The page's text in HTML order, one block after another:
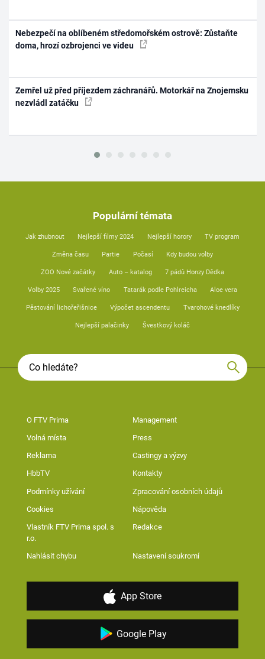
Nebezpečí na oblíbeném středomořském ostrově: Zůstaňte
doma, hrozí ozbrojenci ve videu
Zemřel už před příjezdem záchranářů. Motorkář na Znojemsku
nezvládl zatáčku
Populární témata
Jak zhubnout Nejlepší filmy 2024 Nejlepší horory TV program
Změna času Partie Počasí Kdy budou volby
ZOO Nové začátky Auto – katalog 7 pádů Honzy Dědka
Volby 2025 Svařené víno Tatarák podle Pohlreicha Aloe vera
Pěstování lichořeřišnice Výpočet ascendentu Tvarohové knedlíky
Nejlepší palačinky Švestkový koláč
O FTV Prima Management
Volná místa Press
Reklama Castingy a výzvy
HbbTV Kontakty
Podmínky užívání Zpracování osobních údajů
Cookies Nápověda
Vlastník FTV Prima spol. s
r.o.
Redakce
Nahlásit chybu Nastavení soukromí
App Store
Google Play